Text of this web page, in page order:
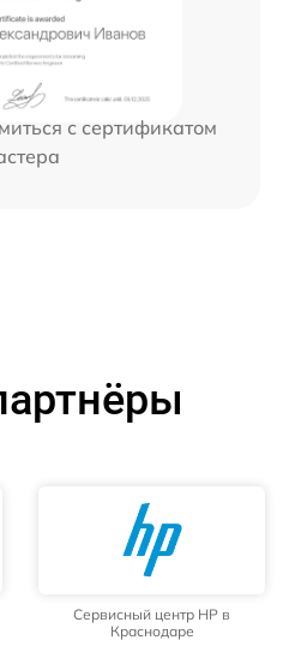
с сертификатом
Сервисный центр HP в
Краснодаре